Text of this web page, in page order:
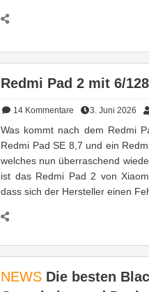
Redmi Pad 2 mit 6/
14 Kommentare 3. Juni 2026
Was kommt nach dem Redmi
Redmi Pad SE 8,7 und ein
welches nun überraschend
ist das Redmi Pad 2 von
dass sich der Hersteller einen
NEWS Die besten